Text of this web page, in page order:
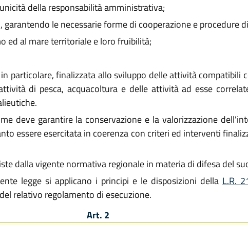
della responsabilità amministrativa;
le necessarie forme di cooperazione e procedure
ed al mare territoriale e loro fruibilità;
particolare, finalizzata allo sviluppo delle attività compatibili
di pesca, acquacoltura e delle attività ad esse
deve garantire la conservazione e la valorizzazione
essere esercitata in coerenza con criteri ed interventi
dalla vigente normativa regionale in materia di difesa del
legge si applicano i principi e le disposizioni della L.R.
relativo regolamento di esecuzione.
Art. 2